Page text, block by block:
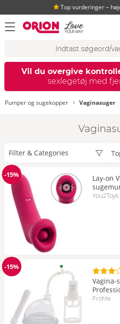
Top vurderinger ‒
åbn menu
Vil du overgive
sexlegetøj med
Pumper og sugekopper Vaginasuger
Filter & Categories
Rabat
-15%
Lay-on
You2Toys
Rabat
-15%
Vagina-
Fröhle